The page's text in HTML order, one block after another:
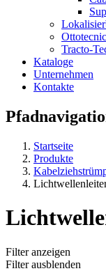
Tracto-
Kataloge
Unternehmen
Kontakte
Startseite
Produkte
Filter anzeigen
Filter ausblenden